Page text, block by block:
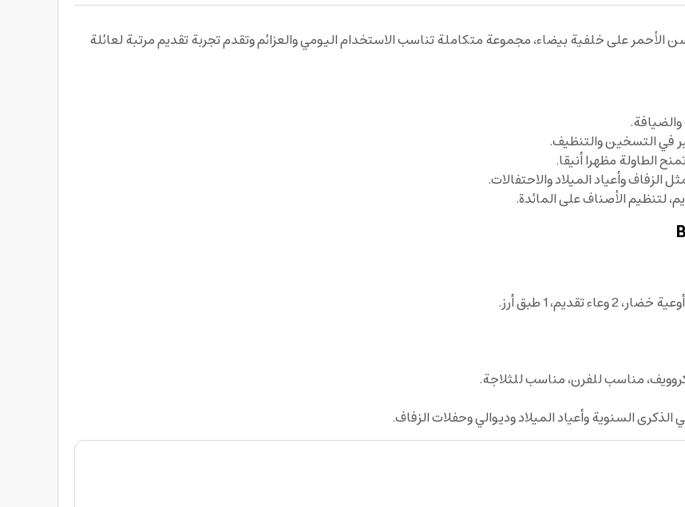
على خلفية بيضاء، مجموعة متكاملة تناسب الاستخدام اليومي والعزائم وتقدم تجربة تقديم مرتبة لعائلة
في التسخين والتنظيف.
الطاولة مظهرا أنيقا.
وأعياد الميلاد والاحتفالات.
لتنظيم الأصناف على المائدة.
مناسب للفرن، مناسب للثلاجة.
السنوية وأعياد الميلاد وديوالي وحفلات الزفاف.